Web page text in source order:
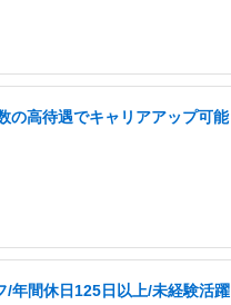
の高待遇でキャリアアップ可能
年間休日125日以上/未経験活躍